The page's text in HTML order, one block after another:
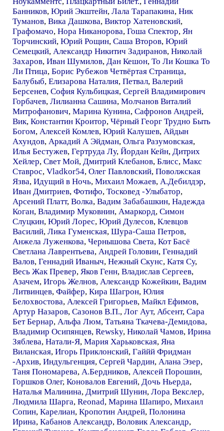
Банников, Юрий Экштейн, Лала Тарапакина, Ник
Туманов, Вика Дашкова, Виктор Хатеновский,
Графомачо, Нора Никанорова, Гоша Спектор, Ян
Торчинский, Юрий Рощин, Саша Второв, Юрий
Семецкий, Александр Никитич Задиранов, Николай
Захаров, Иван Шумилов, Дан Кешон, То Ли Кошка То
Ли Птица, Борис Рубежов Четвёртая Страница,
Балубыб, Елизарова Наталия, Петвал, Валерий
Берсенев, София Кульбицкая, Сергей Владимирович
Горбачев, Лилианна Сашина, Молчанов Виталий
Митрофанович, Марина Кунина, Сафронов Андрей,
Вик, Константин Кроитор, Чёрный Георг Трудно Быть
Богом, Алексей Комлев, Юрий Калушев, Айдын
Ахундов, Аркадий А Эйдман, Ольга Разумовская,
Илья Бестужев, Гертруда Лу, Йордан Кейн, Дитрих
Хейлер, Свет Мой, Дмитрий Клебанов, Блисс, Макс
Ставрос, Vladkor54, Олег Павловский, Поволжская
Язва, Идущий в Ночь, Михаил Можаев, А.Дебилдэр,
Иван Дмитриев, Фотифо, Тосковед -Улыбатор,
Арсений Платт, Волка, Вадим Забабашкин, Надежда
Коган, Владимир Муковнин, Амаркорд, Симон
Слуцкин, Юрий Лорес, Юрий Дулесов, Клевцов
Василий, Лика Гуменская, Шура-Саша Петров,
Анжела Луженкова, Чернышова Света, Кот Басё
Светлана Лаврентьева, Андрей Головин, Геннадий
Валов, Геннадий Иваныч, Нежный Скунс, Катя Су,
Весь Жак Превер, Яков Генн, Владислав Сергеев,
Азачем, Игорь Желнов, Александр Кожейкин, Вадим
Литвинцев, Файфер, Кира Шагрон, Юлия
Белохвостова, Алексей Григорьев, Майкл Ефимов,
Артур Назаров, Сазонов В.П., Лог Аут, Абсент, Сара
Бет Бернар, Альфа Люм, Татьяна Ткачева-Демидова,
Владимир Осипянцев, Rewsky, Николай Чамов, Ирина
Зяблева, Натали-Я, Мария Харьковская, Яна
Виланская, Игорь Приклонский, Гаййй Фридман
-Архив, Индульгенция, Сергей Чардин, Алана Эзер,
Таня Пономарева, А.Бердников, Алексей Порошин,
Горшков Олег, Коновалов Евгений, Дочь Ньерда,
Наталья Малинина, Дмитрий Шунин, Лора Векслер,
Людмила Шарга, Reonad, Марина Шапиро, Михаил
Сопин, Карелиан, Кропотин Андрей, Полонина
Ирина, Кабанов Александр, Воловик Александр,